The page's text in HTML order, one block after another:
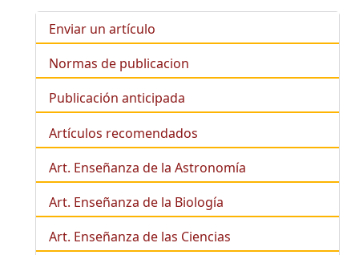
Enviar un artículo
Normas de publicacion
Publicación anticipada
Artículos recomendados
Art. Enseñanza de la Astronomía
Art. Enseñanza de la Biología
Art. Enseñanza de las Ciencias